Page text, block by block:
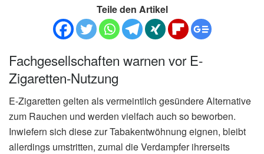
Teile den Artikel
Fachgesellschaften warnen vor E-
Zigaretten-Nutzung
E-Zigaretten gelten als vermeintlich gesündere Alternative
zum Rauchen und werden vielfach auch so beworben.
Inwiefern sich diese zur Tabakentwöhnung eignen, bleibt
allerdings umstritten, zumal die Verdampfer ihrerseits